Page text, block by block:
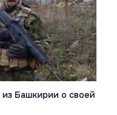
Башкирии о своей